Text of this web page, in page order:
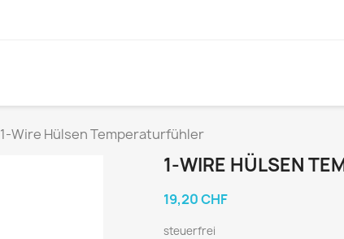
1-Wire Hülsen Temperaturfühler
1-WIRE HÜLSEN
19,20 CHF
steuerfrei